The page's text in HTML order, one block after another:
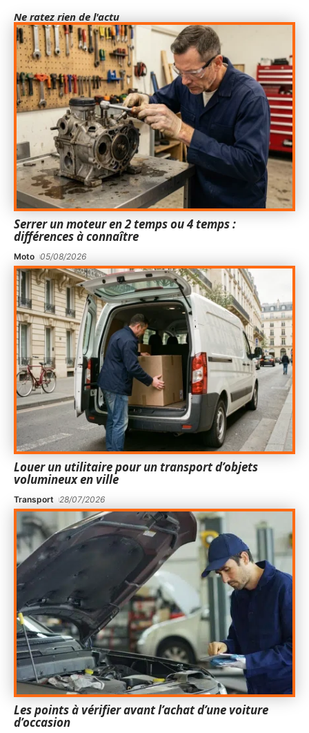
Ne ratez rien de l'actu
Serrer un moteur en 2 temps ou 4 temps :
différences à connaître
Moto 05/08/2026
Louer un utilitaire pour un transport d’objets
volumineux en ville
Transport 28/07/2026
Les points à vérifier avant l’achat d’une voiture
d’occasion